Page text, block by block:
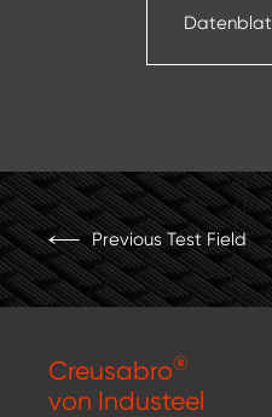
Previous Test Field
Creusabro®
von Industeel